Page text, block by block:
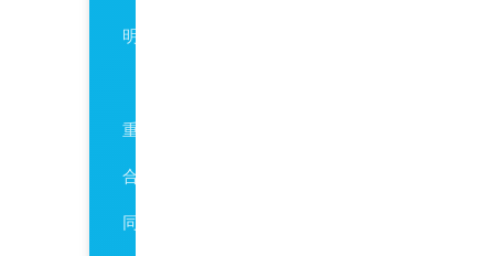
明
重
合
同